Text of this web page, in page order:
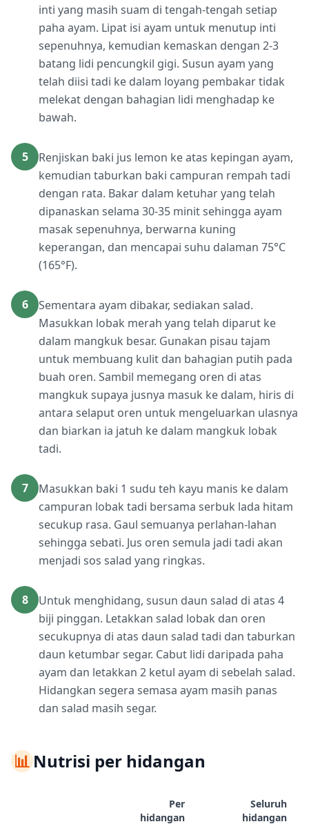
inti yang masih suam di tengah-tengah setiap
paha ayam. Lipat isi ayam untuk menutup inti
sepenuhnya, kemudian kemaskan dengan 2-3
batang lidi pencungkil gigi. Susun ayam yang
telah diisi tadi ke dalam loyang pembakar tidak
melekat dengan bahagian lidi menghadap ke
bawah.
5
Renjiskan baki jus lemon ke atas kepingan ayam,
kemudian taburkan baki campuran rempah tadi
dengan rata. Bakar dalam ketuhar yang telah
dipanaskan selama 30-35 minit sehingga ayam
masak sepenuhnya, berwarna kuning
keperangan, dan mencapai suhu dalaman 75°C
(165°F).
6
Sementara ayam dibakar, sediakan salad.
Masukkan lobak merah yang telah diparut ke
dalam mangkuk besar. Gunakan pisau tajam
untuk membuang kulit dan bahagian putih pada
buah oren. Sambil memegang oren di atas
mangkuk supaya jusnya masuk ke dalam, hiris di
antara selaput oren untuk mengeluarkan ulasnya
dan biarkan ia jatuh ke dalam mangkuk lobak
tadi.
7
Masukkan baki 1 sudu teh kayu manis ke dalam
campuran lobak tadi bersama serbuk lada hitam
secukup rasa. Gaul semuanya perlahan-lahan
sehingga sebati. Jus oren semula jadi tadi akan
menjadi sos salad yang ringkas.
8
Untuk menghidang, susun daun salad di atas 4
biji pinggan. Letakkan salad lobak dan oren
secukupnya di atas daun salad tadi dan taburkan
daun ketumbar segar. Cabut lidi daripada paha
ayam dan letakkan 2 ketul ayam di sebelah salad.
Hidangkan segera semasa ayam masih panas
dan salad masih segar.
📊Nutrisi per hidangan
Per
hidangan
Seluruh
hidangan